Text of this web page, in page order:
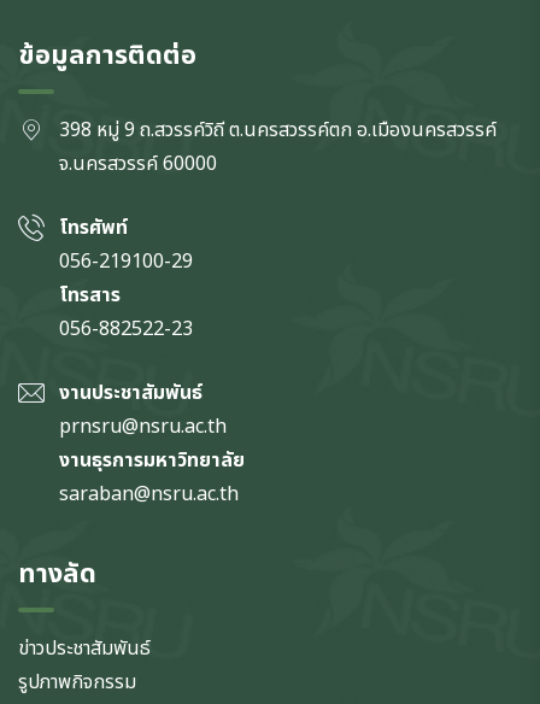
ข้อมูลการติดต่อ
398 หมู่ 9 ถ.สวรรค์วิถี ต.นครสวรรค์ตก อ.เมืองนครสวรรค์
จ.นครสวรรค์60000
โทรศัพท์
056-219100-29
โทรสาร
056-882522-23
งานประชาสัมพันธ์
prnsru@nsru.ac.th
งานธุรการมหาวิทยาลัย
saraban@nsru.ac.th
ทางลัด
ข่าวประชาสัมพันธ์
รูปภาพกิจกรรม